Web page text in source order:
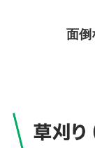
面倒